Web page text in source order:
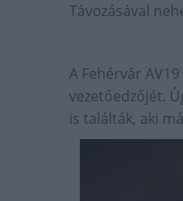
Távozásával
A Fehérvár
vezetőedzőjét.
is találták, aki